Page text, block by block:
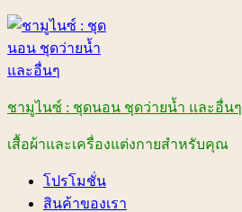
Skip
content
ชามูไนซ์ : ชุดนอน ชุดว่ายน้ำ และอื่นๆ
เสื้อผ้าและเครื่องแต่งกายสำหรับคุณ
โปรโมชั่น
สินค้าของเรา